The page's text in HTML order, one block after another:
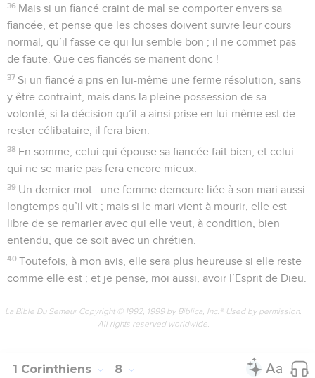
36 Mais si un fiancé craint de mal se comporter envers sa
fiancée, et pense que les choses doivent suivre leur cours
normal, qu’il fasse ce qui lui semble bon ; il ne commet pas
de faute. Que ces fiancés se marient donc !
37 Si un fiancé a pris en lui-même une ferme résolution, sans
y être contraint, mais dans la pleine possession de sa
volonté, si la décision qu’il a ainsi prise en lui-même est de
rester célibataire, il fera bien.
38 En somme, celui qui épouse sa fiancée fait bien, et celui
qui ne se marie pas fera encore mieux.
39 Un dernier mot : une femme demeure liée à son mari aussi
longtemps qu’il vit ; mais si le mari vient à mourir, elle est
libre de se remarier avec qui elle veut, à condition, bien
entendu, que ce soit avec un chrétien.
40 Toutefois, à mon avis, elle sera plus heureuse si elle reste
comme elle est ; et je pense, moi aussi, avoir l’Esprit de Dieu.
La Bible Du Semeur Copyright © 1992, 1999 by Biblica, Inc.® Used by permission.
All rights reserved worldwide.
1 Corinthiens 8